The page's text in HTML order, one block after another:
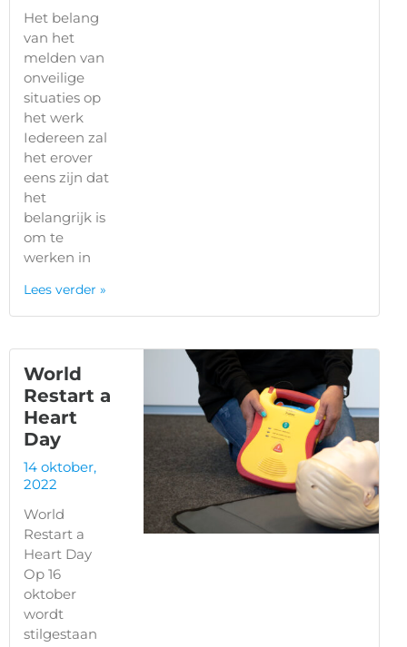
Het belang
van het
melden van
onveilige
situaties op
het werk
Iedereen zal
het erover
eens zijn dat
het
belangrijk is
om te
werken in
Lees verder »
World
Restart a
Heart
Day
14 oktober,
2022
World
Restart a
Heart Day
Op 16
oktober
wordt
stilgestaan